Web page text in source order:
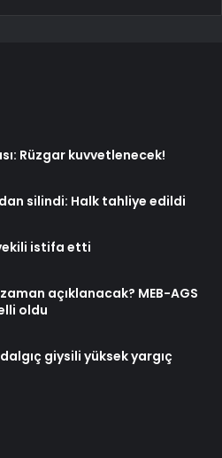
Rüzgar kuvvetlenecek!
silindi: Halk tahliye edildi
istifa etti
açıklanacak? MEB-AGS
oldu
giysili yüksek yargıç